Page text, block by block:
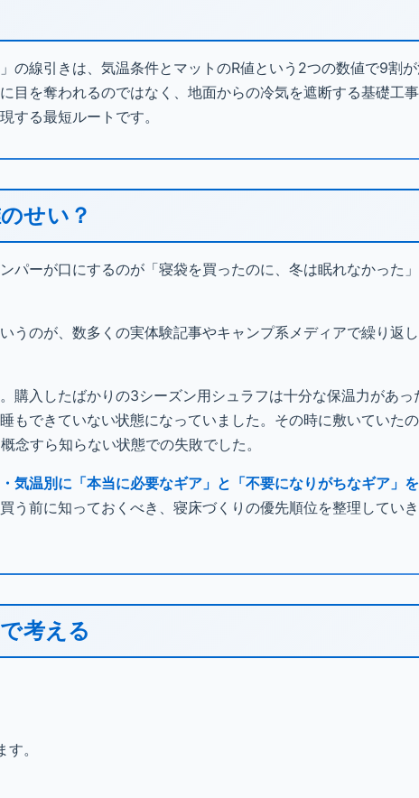
の線引きは、気温条件とマットのR値という2つの数値で9割が
目を奪われるのではなく、地面からの冷気を遮断する基礎工
する最短ルートです。
せい？
パーが口にするのが「寝袋を買ったのに、冬は眠れなかった
うのが、数多くの実体験記事やキャンプ系メディアで繰り返
購入したばかりの3シーズン用シュラフは十分な保温力があっ
できていない状態になっていました。その時に敷いていたの
念すら知らない状態での失敗でした。
気温別に「本当に必要なギア」と「不要になりがちなギア」
う前に知っておくべき、寝床づくりの優先順位を整理してい
考える
。